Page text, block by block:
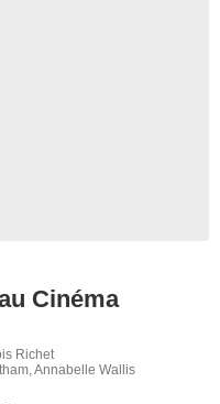
Cinéma
Richet
Annabelle Wallis